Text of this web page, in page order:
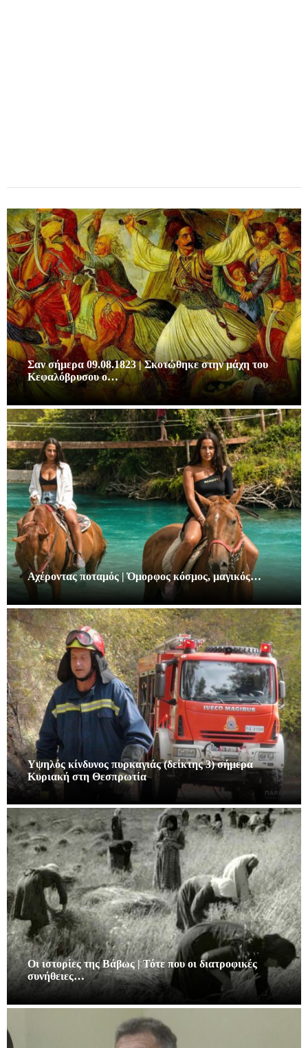
Σαν σήμερα 09.08.1823 | Σκοτώθηκε στην μάχη του
Κεφαλόβρυσου ο…
Αχέροντας ποταμός | Όμορφος κόσμος, μαγικός…
Υψηλός κίνδυνος πυρκαγιάς (δείκτης 3) σήμερα
Κυριακή στη Θεσπρωτία
Οι ιστορίες της Βάβως | Τότε που οι διατροφικές
συνήθειες…